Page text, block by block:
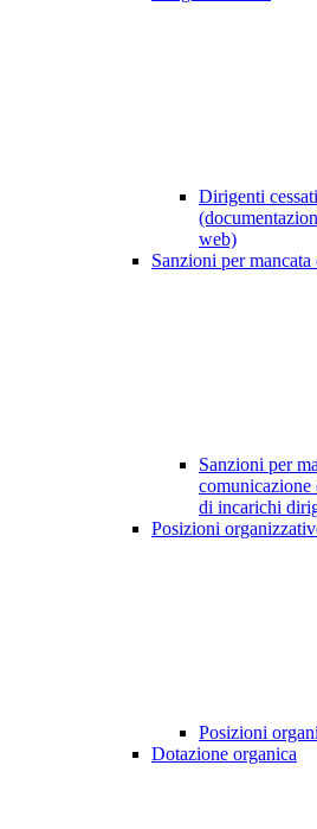
Dirigenti
web)
Sanzioni per
Sanzioni per
comunicazione
di incarichi
Posizioni
Posizioni
Dotazione organica